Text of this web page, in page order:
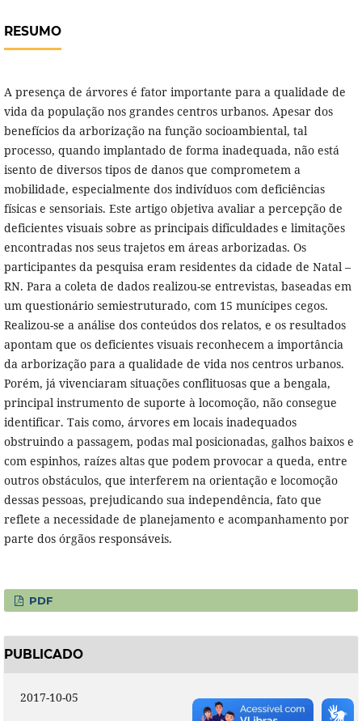
RESUMO
A presença de árvores é fator importante para a qualidade de
vida da população nos grandes centros urbanos. Apesar dos
benefícios da arborização na função socioambiental, tal
processo, quando implantado de forma inadequada, não está
isento de diversos tipos de danos que comprometem a
mobilidade, especialmente dos indivíduos com deficiências
físicas e sensoriais. Este artigo objetiva avaliar a percepção de
deficientes visuais sobre as principais dificuldades e limitações
encontradas nos seus trajetos em áreas arborizadas. Os
participantes da pesquisa eram residentes da cidade de Natal –
RN. Para a coleta de dados realizou-se entrevistas, baseadas em
um questionário semiestruturado, com 15 munícipes cegos.
Realizou-se a análise dos conteúdos dos relatos, e os resultados
apontam que os deficientes visuais reconhecem a importância
da arborização para a qualidade de vida nos centros urbanos.
Porém, já vivenciaram situações conflituosas que a bengala,
principal instrumento de suporte à locomoção, não consegue
identificar. Tais como, árvores em locais inadequados
obstruindo a passagem, podas mal posicionadas, galhos baixos e
com espinhos, raízes altas que podem provocar a queda, entre
outros obstáculos, que interferem na orientação e locomoção
dessas pessoas, prejudicando sua independência, fato que
reflete a necessidade de planejamento e acompanhamento por
parte dos órgãos responsáveis.
PDF
PUBLICADO
2017-10-05